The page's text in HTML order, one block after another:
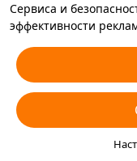
Сервиса и
эффективности
с которыми мы
использовать
устройстве в
«Отклонить все»,
куки-файлы, или
необходимо принять